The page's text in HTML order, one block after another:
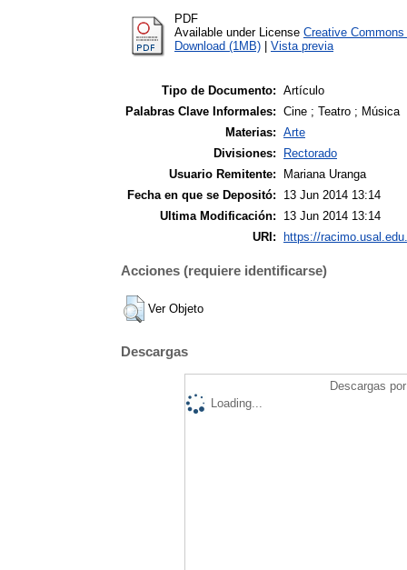
PDF
Available under License Creative
Download (1MB)
Vista previa
Tipo de Documento: Artículo
Palabras Clave Informales: Cine ; Teatro ; Música
Materias: Arte
Divisiones:
Rectorado
Usuario Remitente:
Mariana Uranga
Fecha en que se Depositó:
13 Jun 2014 13:14
Ultima Modificación:
13 Jun 2014 13:14
URI:
https://
Acciones (requiere identificarse)
Ver Objeto
Descargas
Descargas
Loading...